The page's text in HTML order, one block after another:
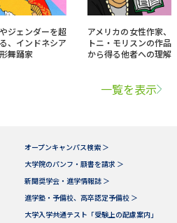
ジェンダーを超
、インドネシア
舞踊家
アメリカの女性作家、
トニ・モリスンの作品
から得る他者への理解
一覧を表示
オープンキャンパス検索 ＞
大学院のパンフ・願書を請求 ＞
新聞奨学会・進学情報誌 ＞
進学塾・予備校、高卒認定予備校 ＞
大学入学共通テスト「受験上の配慮案内」